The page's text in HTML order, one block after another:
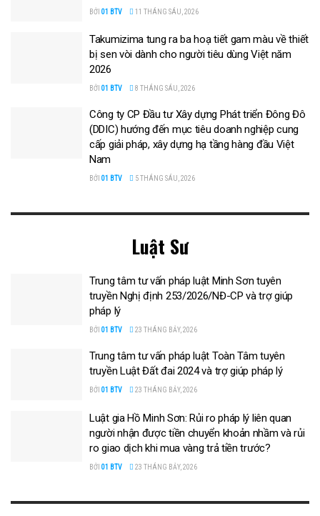
BỞI 01 BTV 11 THÁNG SÁU, 2026
Takumizima tung ra ba hoạ tiết gam màu về thiết
bị sen vòi dành cho người tiêu dùng Việt năm
2026
BỞI 01 BTV 8 THÁNG SÁU, 2026
Công ty CP Đầu tư Xây dựng Phát triển Đông Đô
(DDIC) hướng đến mục tiêu doanh nghiệp cung
cấp giải pháp, xây dựng hạ tầng hàng đầu Việt
Nam
BỞI 01 BTV 5 THÁNG SÁU, 2026
Luật Sư
Trung tâm tư vấn pháp luật Minh Sơn tuyên
truyền Nghị định 253/2026/NĐ-CP và trợ giúp
pháp lý
BỞI 01 BTV 23 THÁNG BẢY, 2026
Trung tâm tư vấn pháp luật Toàn Tâm tuyên
truyền Luật Đất đai 2024 và trợ giúp pháp lý
BỞI 01 BTV 23 THÁNG BẢY, 2026
Luật gia Hồ Minh Sơn: Rủi ro pháp lý liên quan
người nhận được tiền chuyển khoản nhầm và rủi
ro giao dịch khi mua vàng trả tiền trước?
BỞI 01 BTV 23 THÁNG BẢY, 2026